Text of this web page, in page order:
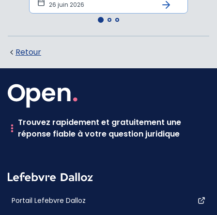
26 juin 2026
Retour
Trouvez rapidement et gratuitement une
réponse fiable à votre question juridique
Portail Lefebvre Dalloz